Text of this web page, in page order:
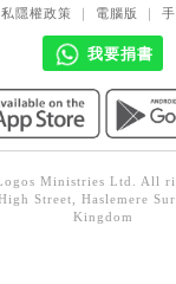
較
私隱權政策 ｜ 電腦版 ｜
我要捐書
Ministries Ltd. All
Street, Haslemere
Kingdom